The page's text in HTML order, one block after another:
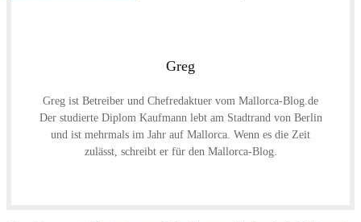
Greg
Greg ist Betreiber und Chefredaktuer vom Mallorca-Blog.de
Der studierte Diplom Kaufmann lebt am Stadtrand von Berlin
und ist mehrmals im Jahr auf Mallorca. Wenn es die Zeit
zulässt, schreibt er für den Mallorca-Blog.